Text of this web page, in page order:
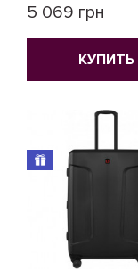
5 069 грн
КУПИТЬ